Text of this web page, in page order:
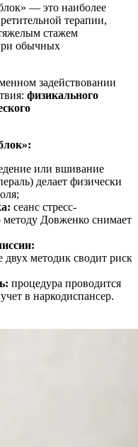
— это наиболее
терапии,
стажем
обычных
задействовании
физикального
или вшивание
делает физически
сеанс стресс-
Довженко снимает
методик сводит риск
процедура проводится
в наркодиспансер.